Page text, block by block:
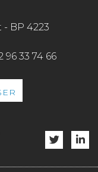
BP 4223
96 33 74 66